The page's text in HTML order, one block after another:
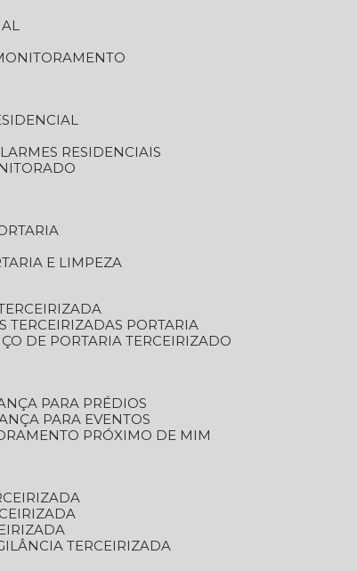
RESIDENCIAIS
E LIMPEZA
TERCEIRIZADAS PORTARIA
DE PORTARIA TERCEIRIZADO
PARA PRÉDIOS
PARA EVENTOS
PRÓXIMO DE MIM
TERCEIRIZADA